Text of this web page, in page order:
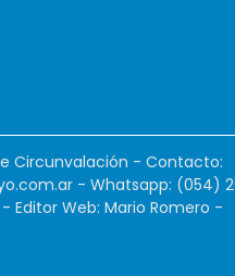
Circunvalación - Contacto:
- Whatsapp: (054)
Editor Web: Mario Romero -